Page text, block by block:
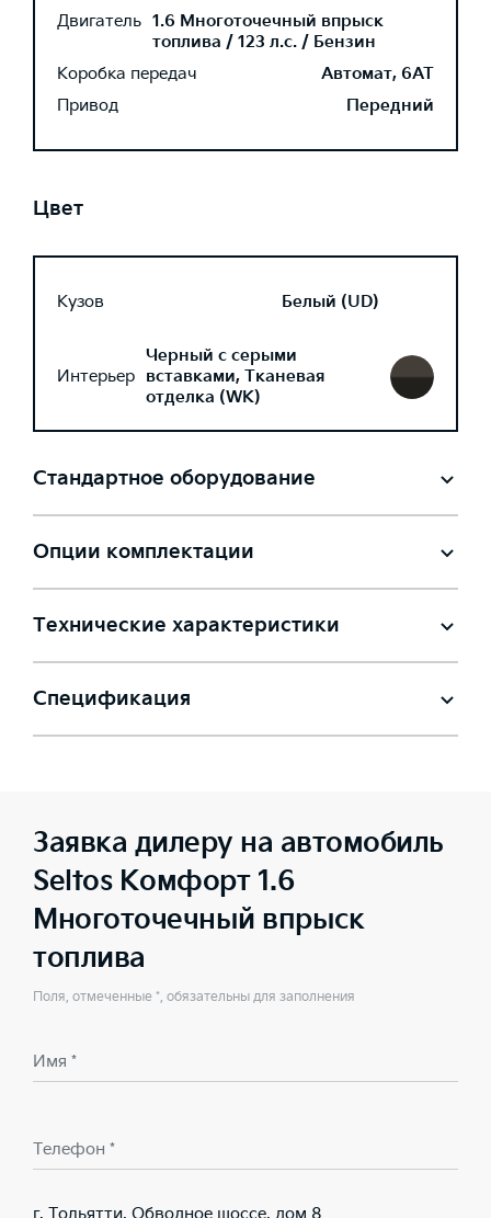
Двигатель 1.6 Многоточечный впрыск
топлива / 123 л.с. / Бензин
Коробка передач
Автомат, 6AT
Привод
Передний
Цвет
Кузов Белый (UD)
Интерьер
Черный с серыми
вставками, Тканевая
отделка (WK)
Стандартное оборудование
Опции комплектации
Технические характеристики
Спецификация
Заявка дилеру на автомобиль
Seltos Комфорт 1.6
Многоточечный впрыск
топлива
Поля, отмеченные *, обязательны для заполнения
Имя *
Телефон *